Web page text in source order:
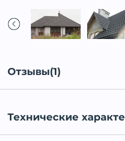
Отзывы(1)
Технические